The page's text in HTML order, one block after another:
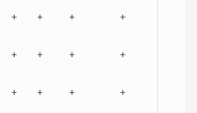
+ + + +
+ + + +
+ + + +